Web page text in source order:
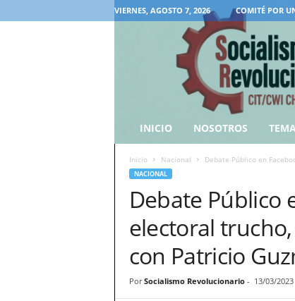
VIERNES, AGOSTO 7, 2026 COMITÉ POR
INICIO NOSOTROS
Inicio Nacional Debate Público en
NACIONAL
Debate Público
electoral
con Patricio
Por Socialismo Revolucionario- 13/03/2023